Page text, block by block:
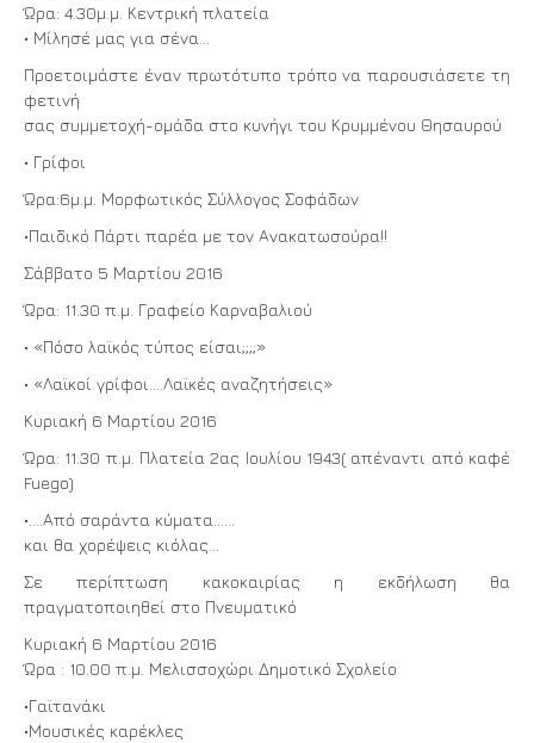
Ώρα: 4.30μ.μ. Κεντρική πλατεία
• Μίλησέ μας για σένα…
Προετοιμάστε έναν πρωτότυπο τρόπο να παρουσιάσετε τη
φετινή
σας συμμετοχή-ομάδα στο κυνήγι του Κρυμμένου Θησαυρού
• Γρίφοι
Ώρα:6μ.μ. Μορφωτικός Σύλλογος Σοφάδων
•Παιδικό Πάρτι παρέα με τον Ανακατωσούρα!!
Σάββατο 5 Μαρτίου 2016
Ώρα: 11.30 π.μ. Γραφείο Καρναβαλιού
• «Πόσο λαϊκός τύπος είσαι;;;;»
• «Λαϊκοί γρίφοι….Λαϊκές αναζητήσεις»
Κυριακή 6 Μαρτίου 2016
Ώρα: 11.30 π.μ. Πλατεία 2ας Ιουλίου 1943( απέναντι από καφέ
Fuego)
•….Από σαράντα κύματα……
και θα χορέψεις κιόλας…
Σε περίπτωση κακοκαιρίας η εκδήλωση θα
πραγματοποιηθεί στο Πνευματικό
Κυριακή 6 Μαρτίου 2016
Ώρα : 10.00 π.μ. Μελισσοχώρι Δημοτικό Σχολείο
•Γαϊτανάκι
•Μουσικές καρέκλες